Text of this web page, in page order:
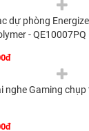
dự phòng
- QE10007PQ
nghe Gaming